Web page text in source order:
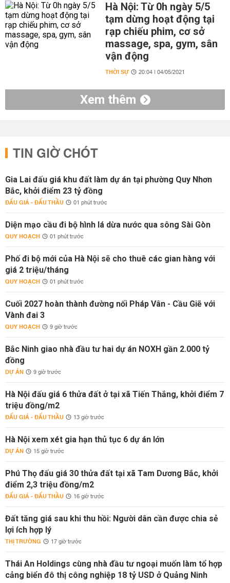
Hà Nội: Từ 0h ngày 5/5
tạm dừng hoạt động tại
rạp chiếu phim, cơ sở
massage, spa, gym, sân
vận động
THỜI SỰ 20:04 | 04/05/2021
Xem thêm
TIN GIỜ CHÓT
Gia Lai đấu giá khu đất làm dự án tại phường Quy Nhơn
Bắc, khởi điểm 23 tỷ đồng
ĐẤU GIÁ - ĐẤU THẦU 01 phút trước
Diện mạo cầu đi bộ hình lá dừa nước qua sông Sài Gòn
QUY HOẠCH 01 phút trước
Phố đi bộ mới của Hà Nội sẽ cho thuê các gian hàng với
giá 2 triệu/tháng
QUY HOẠCH 01 phút trước
Cuối 2027 hoàn thành đường nối Pháp Vân - Cầu Giẽ với
Vành đai 3
QUY HOẠCH 9 giờ trước
Bắc Ninh giao nhà đầu tư hai dự án NOXH gần 2.000 tỷ
đồng
DỰ ÁN 9 giờ trước
Hà Nội đấu giá 6 thửa đất ở tại xã Tiến Thắng, khởi điểm 7
triệu đồng/m2
ĐẤU GIÁ - ĐẤU THẦU 13 giờ trước
Hà Nội xem xét gia hạn thủ tục 6 dự án lớn
DỰ ÁN 15 giờ trước
Phú Thọ đấu giá 30 thửa đất tại xã Tam Dương Bắc, khởi
điểm 2,3 triệu đồng/m2
ĐẤU GIÁ - ĐẤU THẦU 16 giờ trước
Đất tăng giá sau khi thu hồi: Người dân cần được chia sẻ
lợi ích hợp lý
THỊ TRƯỜNG 17 giờ trước
Thái An Holdings cùng nhà đầu tư ngoại muốn làm tổ hợp
cảng biển đô thị công nghiệp 18 tỷ USD ở Quảng Ninh